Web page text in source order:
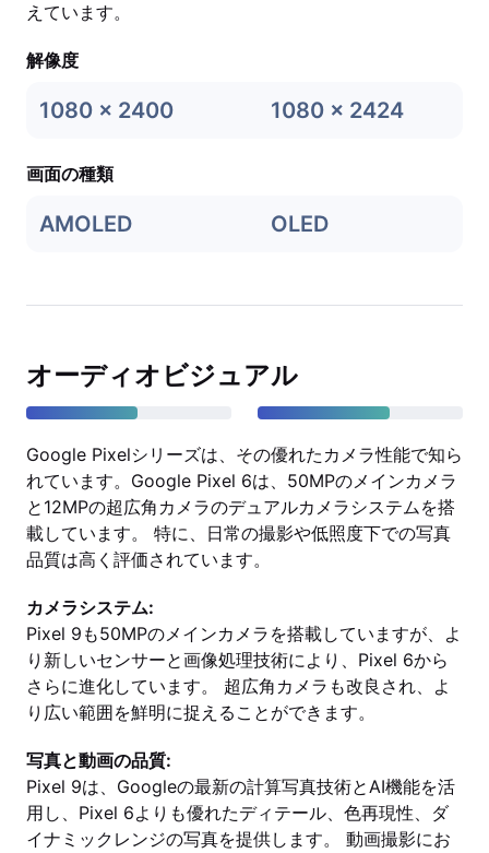
えています。
解像度
1080 x 2400 1080 x 2424
画面の種類
AMOLED OLED
オーディオビジュアル
Google Pixelシリーズは、その優れたカメラ性能で知ら
れています。Google Pixel 6は、50MPのメインカメラ
と12MPの超広角カメラのデュアルカメラシステムを搭
載しています。 特に、日常の撮影や低照度下での写真
品質は高く評価されています。
カメラシステム:
Pixel 9も50MPのメインカメラを搭載していますが、よ
り新しいセンサーと画像処理技術により、Pixel 6から
さらに進化しています。 超広角カメラも改良され、よ
り広い範囲を鮮明に捉えることができます。
写真と動画の品質:
Pixel 9は、Googleの最新の計算写真技術とAI機能を活
用し、Pixel 6よりも優れたディテール、色再現性、ダ
イナミックレンジの写真を提供します。 動画撮影にお